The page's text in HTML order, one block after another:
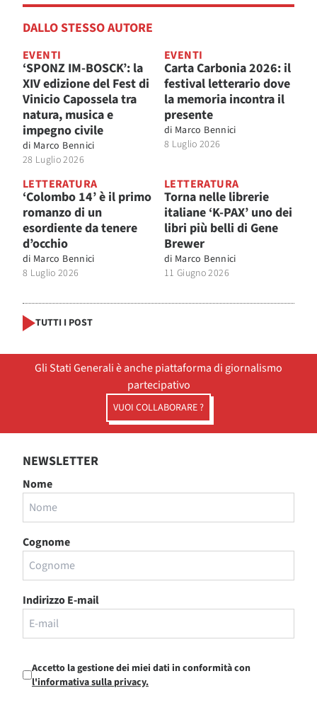
DALLO STESSO AUTORE
EVENTI
‘SPONZ IM-BOSCK’: la
XIV edizione del Fest di
Vinicio Capossela tra
natura, musica e
impegno civile
di Marco Bennici
28 Luglio 2026
EVENTI
Carta Carbonia 2026: il
festival letterario dove
la memoria incontra il
presente
di Marco Bennici
8 Luglio 2026
LETTERATURA
‘Colombo 14’ è il primo
romanzo di un
esordiente da tenere
d’occhio
di Marco Bennici
8 Luglio 2026
LETTERATURA
Torna nelle librerie
italiane ‘K-PAX’ uno dei
libri più belli di Gene
Brewer
di Marco Bennici
11 Giugno 2026
TUTTI I POST
Gli Stati Generali è anche piattaforma di giornalismo
partecipativo
VUOI COLLABORARE ?
NEWSLETTER
Nome
Cognome
Indirizzo E-mail
Accetto la gestione dei miei dati in conformità con
l'informativa sulla privacy.